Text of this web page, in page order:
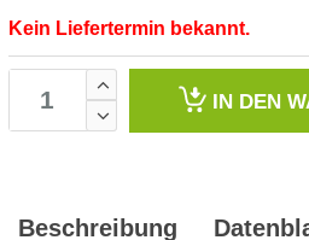
Kein Liefertermin bekannt.
IN DEN
Beschreibung